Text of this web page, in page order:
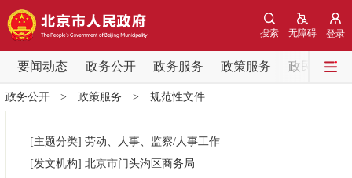
登录
无障碍
搜索
要闻动态 政务公开 政务服务 政策服务 政民互动
要闻动态
党中央精神 国务院信息
北京要闻 会议信息
政务公开> 政策服务 > 规范性文件
[主题分类] 劳动、人事、监察/人事工作
[发文机构] 北京市门头沟区商务局